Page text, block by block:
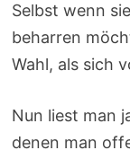
Selbst wenn
beharren
Wahl, als sich
Nun liest man
denen man